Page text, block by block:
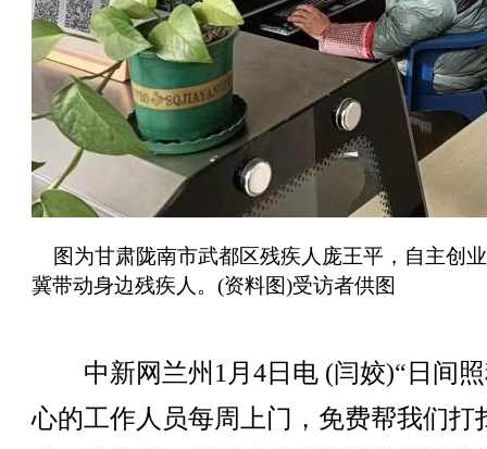
图为甘肃陇南市武都区残疾人庞王平，自主创
冀带动身边残疾人。(资料图)受访者供图
中新网兰州1月4日电 (闫姣)“日间
心的工作人员每周上门，免费帮我们打